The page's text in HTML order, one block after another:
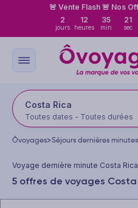
🚨 Vente Flash 🚨 Nos
2
jours
12
heures
35
min
21
sec
Costa Rica
Toutes dates - Toutes durées
Ôvoyages>Séjours dernières minutes
Voyage dernière minute Costa Rica
5 offres de voyages Costa